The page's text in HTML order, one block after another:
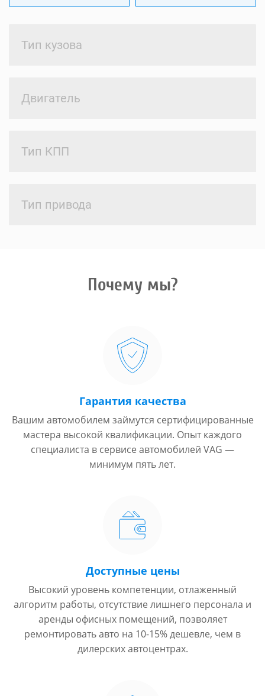
Тип кузова
Двигатель
Тип КПП
Тип привода
Почему мы?
Гарантия качества
Вашим автомобилем займутся сертифицированные
мастера высокой квалификации. Опыт каждого
специалиста в сервисе автомобилей VAG —
минимум пять лет.
Доступные цены
Высокий уровень компетенции, отлаженный
алгоритм работы, отсутствие лишнего персонала и
аренды офисных помещений, позволяет
ремонтировать авто на 10-15% дешевле, чем в
дилерских автоцентрах.